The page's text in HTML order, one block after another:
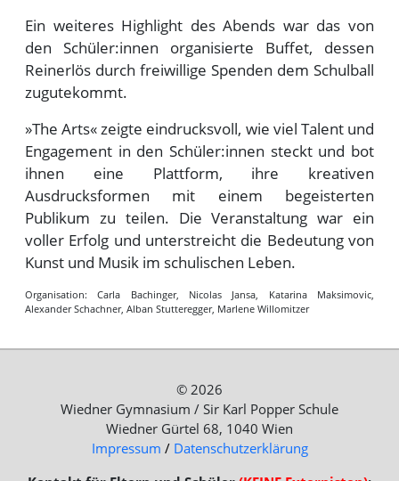
Ein weiteres Highlight des Abends war das von
den Schüler:innen organisierte Buffet, dessen
Reinerlös durch freiwillige Spenden dem Schulball
zugutekommt.
»The Arts« zeigte eindrucksvoll, wie viel Talent und
Engagement in den Schüler:innen steckt und bot
ihnen eine Plattform, ihre kreativen
Ausdrucksformen mit einem begeisterten
Publikum zu teilen. Die Veranstaltung war ein
voller Erfolg und unterstreicht die Bedeutung von
Kunst und Musik im schulischen Leben.
Organisation: Carla Bachinger, Nicolas Jansa, Katarina Maksimovic,
Alexander Schachner, Alban Stutteregger, Marlene Willomitzer
© 2026
Wiedner Gymnasium / Sir Karl Popper Schule
Wiedner Gürtel 68, 1040 Wien
Impressum / Datenschutzerklärung